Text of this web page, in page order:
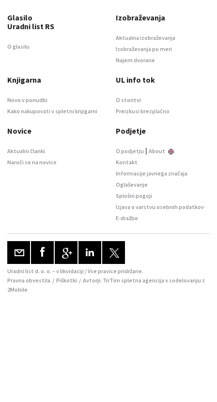
Glasilo
Uradni list RS
O glasilu
Izobraževanja
Aktualna izobraževanja
Izobraževanja po meri
Najem dvorane
Knjigarna
Novo v ponudbi
Kako nakupovati v spletni knjigarni
UL info tok
O storitvi
Preizkusi brezplačno
Novice
Aktualni članki
Naroči se na novice
Podjetje
O podjetju | About
Kontakt
Informacije javnega značaja
Oglaševanje
Splošni pogoji
Izjava o varstvu osebnih podatkov
E-dražbe
Uradni list d. o. o. – v likvidaciji / Vse pravice pridržane.
Pravna obvestila / Piškotki / Avtorji: TriTim spletna agencija v sodelovanju z
2Mobile